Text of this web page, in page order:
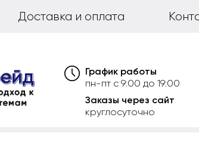
Доставка и оплата
График работы
пн-пт с 9:00 до 19:00
Заказы через сайт
круглосуточно